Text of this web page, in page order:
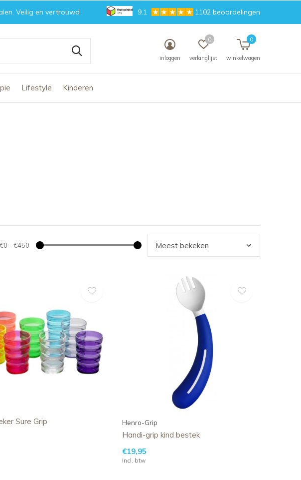
Lifestyle Kinderen
inloggen verlanglijst
0
winkelwagen
0
Veilig en vertrouwd 9.1 1102 beoordelingen
€0 - €450
Sure Grip
Henro-Grip
Handi-grip kind bestek
€19,95
Incl. btw